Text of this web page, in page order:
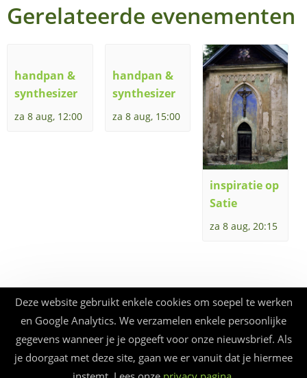
Gerelateerde evenementen
handpan &
synthesizer
za 8 aug, 12:00
handpan &
synthesizer
za 8 aug, 15:00
inspiratie op
Satie
za 8 aug, 20:15
Deze website gebruikt enkele cookies om soepel te werken
en Google Analytics. We verzamelen enkele persoonlijke
gegevens wanneer je je opgeeft voor onze nieuwsbrief. Als
je doorgaat met deze site, gaan we er vanuit dat je hiermee